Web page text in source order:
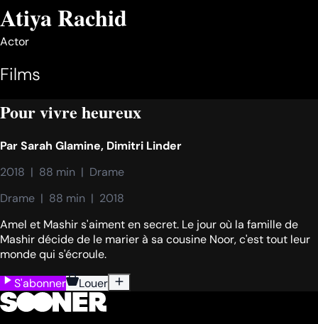
Atiya Rachid
Actor
Films
Pour vivre heureux
ParSarah Glamine, Dimitri Linder
2018  |  88 min  |  Drame
Drame  |  88 min  |  2018
Amel et Mashir s'aiment en secret. Le jour où la famille de
Mashir décide de le marier à sa cousine Noor, c'est tout leur
monde qui s'écroule.
S'abonner
Louer